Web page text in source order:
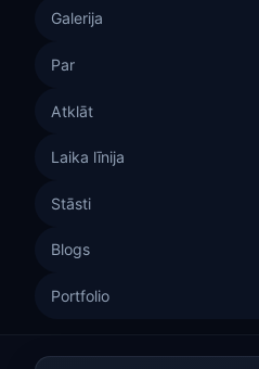
Galerija
Par
Atklāt
Laika līnija
Stāsti
Blogs
Portfolio